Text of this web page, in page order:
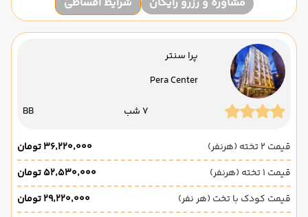
پرا سنتر
Pera Center
7 شب BB
قیمت 2 تخته (هرنفر)
۳۶٬۲۲۰٬۰۰۰ تومان
قیمت 1 تخته (هرنفر)
۵۲٬۵۳۰٬۰۰۰ تومان
قیمت کودک با تخت (هر نفر)
۲۹٬۲۲۰٬۰۰۰ تومان